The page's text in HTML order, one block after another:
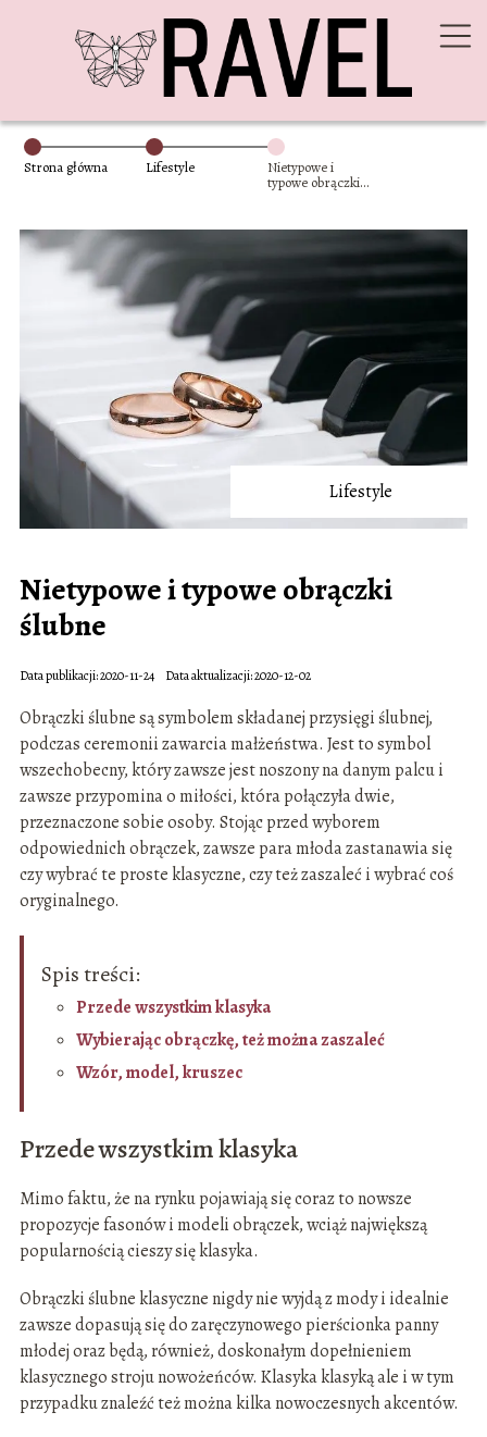
Strona główna Lifestyle
Nietypowe i
typowe obrączki
Lifestyle
Nietypowe i typowe obrączki
ślubne
Data publikacji: 2020-11-24 Data aktualizacji: 2020-12-02
Obrączki ślubne są symbolem składanej przysięgi ślubnej,
podczas ceremonii zawarcia małżeństwa. Jest to symbol
wszechobecny, który zawsze jest noszony na danym palcu i
zawsze przypomina o miłości, która połączyła dwie,
przeznaczone sobie osoby. Stojąc przed wyborem
odpowiednich obrączek, zawsze para młoda zastanawia się
czy wybrać te proste klasyczne, czy też zaszaleć i wybrać coś
oryginalnego.
Spis treści:
Przede wszystkim klasyka
Wybierając obrączkę, też można zaszaleć
Wzór, model, kruszec
Przede wszystkim klasyka
Mimo faktu, że na rynku pojawiają się coraz to nowsze
propozycje fasonów i modeli obrączek, wciąż największą
popularnością cieszy się klasyka.
Obrączki ślubne klasyczne nigdy nie wyjdą z mody i idealnie
zawsze dopasują się do zaręczynowego pierścionka panny
młodej oraz będą, również, doskonałym dopełnieniem
klasycznego stroju nowożeńców. Klasyka klasyką ale i w tym
przypadku znaleźć też można kilka nowoczesnych akcentów.